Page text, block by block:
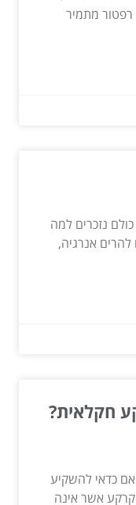
רפטור מתמיר
נזכרים למה
אנרגיה,
חקלאית?
כדאי להשקיע
אשר אינה